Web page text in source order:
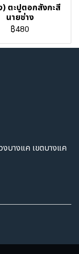
ตะปูตอกสังกะสี
นายช่าง
฿480
บางแค เขตบางแค